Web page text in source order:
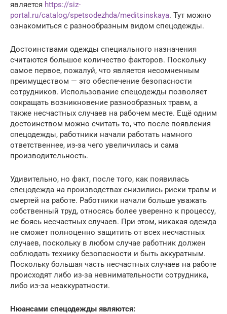
является https://siz-
portal.ru/catalog/spetsodezhda/meditsinskaya. Тут можно
ознакомиться с разнообразным видом спецодежды.
Достоинствами одежды специального назначения
считаются большое количество факторов. Поскольку
самое первое, пожалуй, что является несомненным
преимуществом — это обеспечение безопасности
сотрудников. Использование спецодежды позволяет
сокращать возникновение разнообразных травм, а
также несчастных случаев на рабочем месте. Ещё одним
достоинством можно считать то, что после появления
спецодежды, работники начали работать намного
ответственнее, из-за чего увеличилась и сама
производительность.
Удивительно, но факт, после того, как появилась
спецодежда на производствах снизились риски травм и
смертей на работе. Работники начали больше уважать
собственный труд, относясь более уверенно к процессу,
не боясь несчастных случаев. При этом, никакая одежда
не сможет полноценно защитить от всех несчастных
случаев, поскольку в любом случае работник должен
соблюдать технику безопасности и быть аккуратным.
Поскольку большая часть несчастных случаев на работе
происходят либо из-за невнимательности сотрудника,
либо из-за неаккуратности.
Нюансами спецодежды являются: